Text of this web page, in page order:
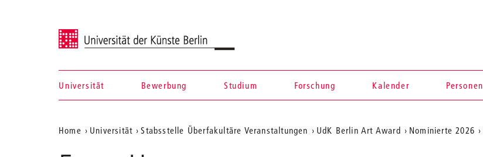
Universität der Künste Berlin
Navigation &
Universität Bewerbung Studium Forschung Kalender Personen
Aktuelle
Position
Home Universität Stabsstelle Überfakultäre Veranstaltungen UdK Berlin Art Award Nominierte 2026